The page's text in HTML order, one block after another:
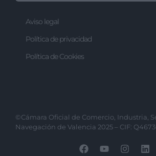
Aviso legal
Política de privacidad
Política de Cookies
©Cámara Oficial de Comercio, Industria,
Navegación de Valencia 2025 – CIF: